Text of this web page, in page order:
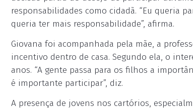
responsabilidades como cidadã. “Eu queria
queria ter mais responsabilidade”, afirma.
Giovana foi acompanhada pela mãe, a
incentivo dentro de casa. Segundo ela, o
anos. “A gente passa para os filhos a
é importante participar”, diz.
A presença de jovens nos cartórios,